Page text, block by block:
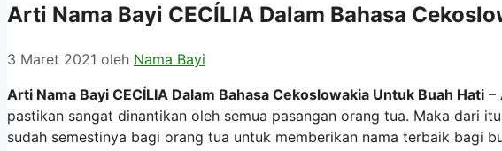
Arti Nama Bayi CECÍLIA Dalam Bahasa
3 Maret 2021 oleh Nama Bayi
Arti Nama Bayi CECÍLIA Dalam Bahasa Cekoslowakia Untuk Buah Hati –
pastikan sangat dinantikan oleh semua pasangan orang tua. Maka dari
sudah semestinya bagi orang tua untuk memberikan nama terbaik bagi